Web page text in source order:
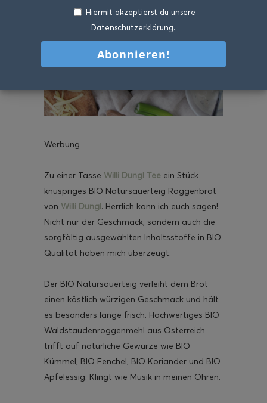
Eis am Stil
Werbung
Zu einer Tasse Willi Dungl Tee ein Stück
knuspriges BIO Natursauerteig Roggenbrot
von Willi Dungl. Herrlich kann ich euch sagen!
Nicht nur der Geschmack, sondern auch die
sorgfältig ausgewählten Inhaltsstoffe in BIO
Qualität haben mich überzeugt.
Der BIO Natursauerteig verleiht dem Brot
einen köstlich würzigen Geschmack und hält
es besonders lange frisch. Hochwertiges BIO
Waldstaudenroggenmehl aus Österreich
trifft auf natürliche Gewürze wie BIO
Kümmel, BIO Fenchel, BIO Koriander und BIO
Apfelessig. Klingt wie Musik in meinen Ohren.
Hiermit akzeptierst du unsere
Datenschutzerklärung.